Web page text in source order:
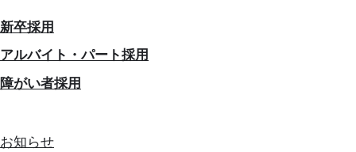
新卒採用
アルバイト・パート採用
障がい者採用
お知らせ